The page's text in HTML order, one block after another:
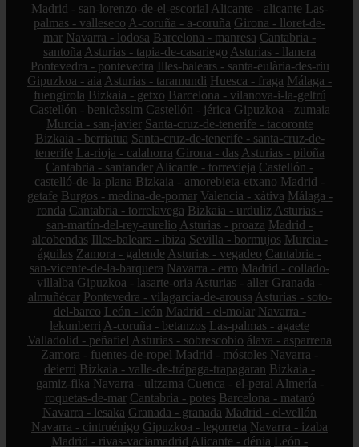
Madrid - san-lorenzo-de-el-escorial Alicante - alicante Las-
palmas - valleseco A-coruña - a-coruña Girona - lloret-de-
mar Navarra - lodosa Barcelona - manresa Cantabria -
santoña Asturias - tapia-de-casariego Asturias - llanera
Pontevedra - pontevedra Illes-balears - santa-eulària-des-riu
Gipuzkoa - aia Asturias - taramundi Huesca - fraga Málaga -
fuengirola Bizkaia - getxo Barcelona - vilanova-i-la-geltrú
Castellón - benicàssim Castellón - jérica Gipuzkoa - zumaia
Murcia - san-javier Santa-cruz-de-tenerife - tacoronte
Bizkaia - berriatua Santa-cruz-de-tenerife - santa-cruz-de-
tenerife La-rioja - calahorra Girona - das Asturias - piloña
Cantabria - santander Alicante - torrevieja Castellón -
castelló-de-la-plana Bizkaia - amorebieta-etxano Madrid -
getafe Burgos - medina-de-pomar Valencia - xàtiva Málaga -
ronda Cantabria - torrelavega Bizkaia - urduliz Asturias -
san-martín-del-rey-aurelio Asturias - proaza Madrid -
alcobendas Illes-balears - ibiza Sevilla - bormujos Murcia -
águilas Zamora - galende Asturias - vegadeo Cantabria -
san-vicente-de-la-barquera Navarra - erro Madrid - collado-
villalba Gipuzkoa - lasarte-oria Asturias - aller Granada -
almuñécar Pontevedra - vilagarcía-de-arousa Asturias - soto-
del-barco León - león Madrid - el-molar Navarra -
lekunberri A-coruña - betanzos Las-palmas - agaete
Valladolid - peñafiel Asturias - sobrescobio álava - asparrena
Zamora - fuentes-de-ropel Madrid - móstoles Navarra -
deierri Bizkaia - valle-de-trápaga-trapagaran Bizkaia -
gamiz-fika Navarra - ultzama Cuenca - el-peral Almería -
roquetas-de-mar Cantabria - potes Barcelona - mataró
Navarra - lesaka Granada - granada Madrid - el-vellón
Navarra - cintruénigo Gipuzkoa - legorreta Navarra - izaba
Madrid - rivas-vaciamadrid Alicante - dénia León -